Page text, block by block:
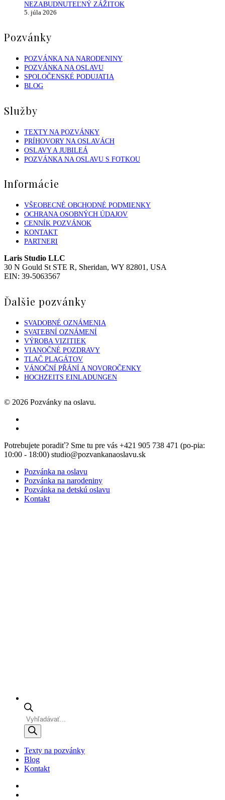
NEZABUDNUTEĽNÝ ZÁŽITOK
5. júla 2026
Pozvánky
POZVÁNKA NA NARODENINY
POZVÁNKA NA OSLAVU
SPOLOČENSKÉ PODUJATIA
BLOG
Služby
TEXTY NA POZVÁNKY
PRÍHOVORY NA OSLAVÁCH
OSLAVY A JUBILEÁ
POZVÁNKA NA OSLAVU S FOTKOU
Informácie
VŠEOBECNÉ OBCHODNÉ PODMIENKY
OCHRANA OSOBNÝCH ÚDAJOV
CENNÍK POZVÁNOK
KONTAKT
PARTNERI
Laris Studio LLC
30 N Gould St STE R, Sheridan, WY 82801, USA
EIN: 39-5063567
Ďalšie pozvánky
SVADOBNÉ OZNÁMENIA
SVATEBNÍ OZNÁMENÍ
VÝROBA VIZITIEK
VIANOČNÉ POZDRAVY
TLAČ PLAGÁTOV
VÁNOČNÍ PŘÁNÍ A NOVOROČENKY
HOCHZEITS EINLADUNGEN
© 2026 Pozvánky na oslavu.
Close
Menu
Potrebujete poradiť? Sme tu pre vás +421 905 738 471 (po-pia:
10:00 - 18:00) studio@pozvankanaoslavu.sk
Pozvánka na oslavu
Pozvánka na narodeniny
Pozvánka na detskú oslavu
Kontakt
Products
search
Texty na pozvánky
Blog
Kontakt